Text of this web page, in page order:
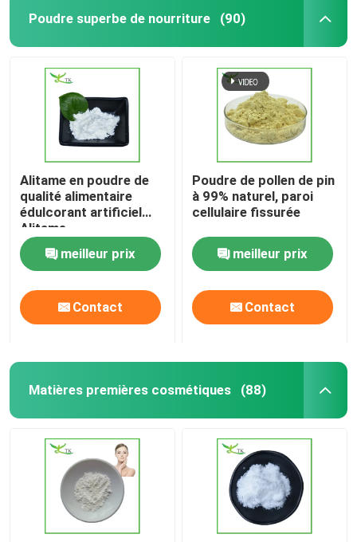
Poudre superbe de nourriture (90)
Alitame en poudre de
qualité alimentaire
édulcorant artificiel
Alitame
meilleur prix
Contact
Poudre de pollen de pin
à 99% naturel, paroi
cellulaire fissurée
meilleur prix
Contact
Matières premières cosmétiques (88)